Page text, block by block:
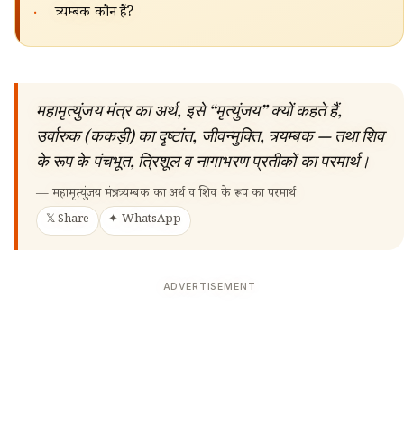
· त्र्यम्बक कौन हैं?
महामृत्युंजय मंत्र का अर्थ, इसे “मृत्युंजय” क्यों कहते हैं,
उर्वारुक (ककड़ी) का दृष्टांत, जीवन्मुक्ति, त्र्यम्बक — तथा शिव
के रूप के पंचभूत, त्रिशूल व नागाभरण प्रतीकों का परमार्थ।
—महामृत्युंजय मंत्र: त्र्यम्बक का अर्थ व शिव के रूप का परमार्थ
𝕏 Share ✦ WhatsApp
ADVERTISEMENT